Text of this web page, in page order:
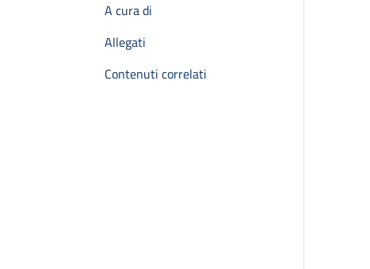
A cura di
Allegati
Contenuti correlati